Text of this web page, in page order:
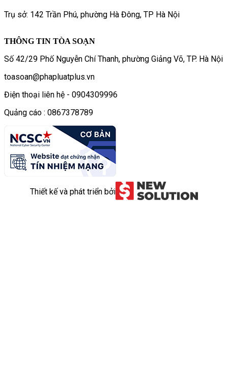
Trụ sở: 142 Trần Phú, phường Hà Đông, TP Hà Nội
THÔNG TIN TÒA SOẠN
Số 42/29 Phố Nguyễn Chí Thanh, phường Giảng Võ, TP. Hà Nội
toasoan@phapluatplus.vn
Điện thoại liên hệ - 0904309996
Quảng cáo : 0867378789
Thiết kế và phát triển bởi